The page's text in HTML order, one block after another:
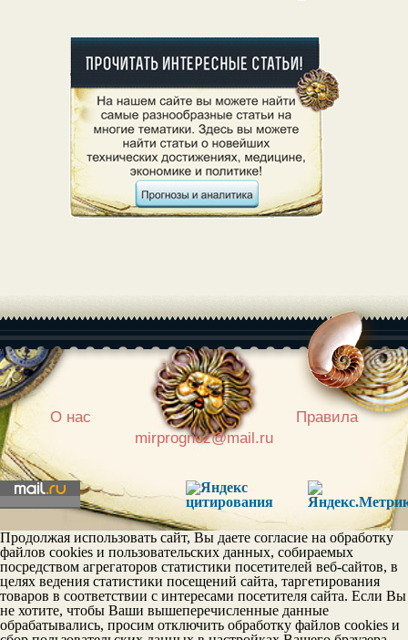
Постоянство в личных
отношениях
О нас |
Правила
mirprognoz@mail.ru
Продолжая использовать сайт, Вы даете согласие на обработку
файлов cookies и пользовательских данных, собираемых
посредством агрегаторов статистики посетителей веб-сайтов, в
целях ведения статистики посещений сайта, таргетирования
товаров в соответствии с интересами посетителя сайта. Если Вы
не хотите, чтобы Ваши вышеперечисленные данные
обрабатывались, просим отключить обработку файлов cookies и